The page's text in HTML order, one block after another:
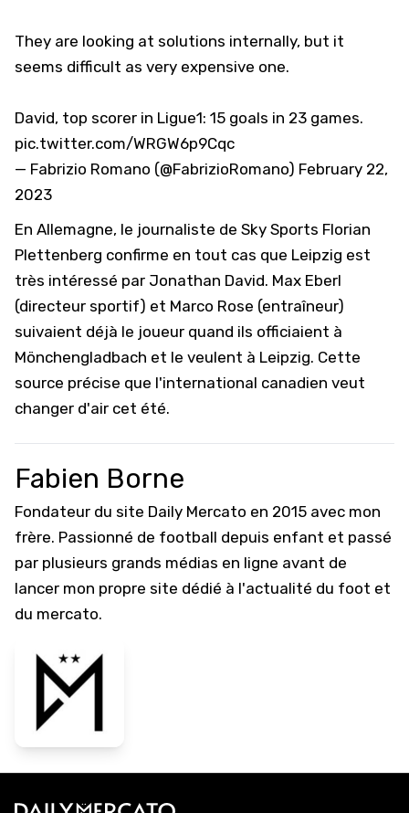
They are looking at solutions internally, but it
seems difficult as very expensive one.
David, top scorer in Ligue1: 15 goals in 23 games.
pic.twitter.com/WRGW6p9Cqc
— Fabrizio Romano (@FabrizioRomano) February 22,
2023
En Allemagne, le journaliste de Sky Sports Florian
Plettenberg confirme en tout cas que Leipzig est
très intéressé par Jonathan David. Max Eberl
(directeur sportif) et Marco Rose (entraîneur)
suivaient déjà le joueur quand ils officiaient à
Mönchengladbach et le veulent à Leipzig. Cette
source précise que l'international canadien veut
changer d'air cet été.
Fabien Borne
Fondateur du site Daily Mercato en 2015 avec mon
frère. Passionné de football depuis enfant et passé
par plusieurs grands médias en ligne avant de
lancer mon propre site dédié à l'actualité du foot et
du mercato.